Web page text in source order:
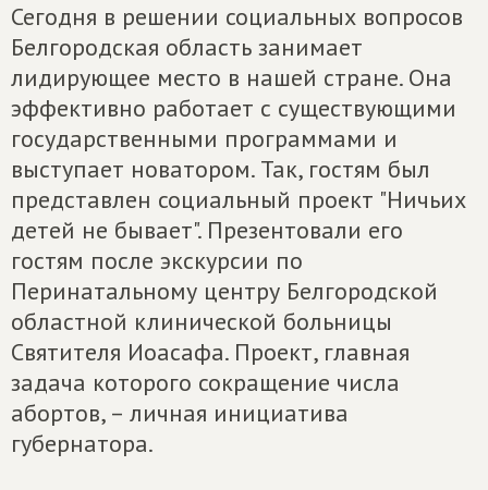
Сегодня в решении социальных вопросов
Белгородская область занимает
лидирующее место в нашей стране. Она
эффективно работает с существующими
государственными программами и
выступает новатором. Так, гостям был
представлен социальный проект "Ничьих
детей не бывает". Презентовали его
гостям после экскурсии по
Перинатальному центру Белгородской
областной клинической больницы
Святителя Иоасафа. Проект, главная
задача которого сокращение числа
абортов, – личная инициатива
губернатора.